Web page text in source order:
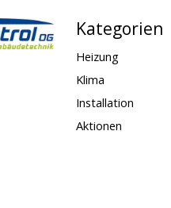
Kategorien
Heizung
Klima
Installation
Aktionen